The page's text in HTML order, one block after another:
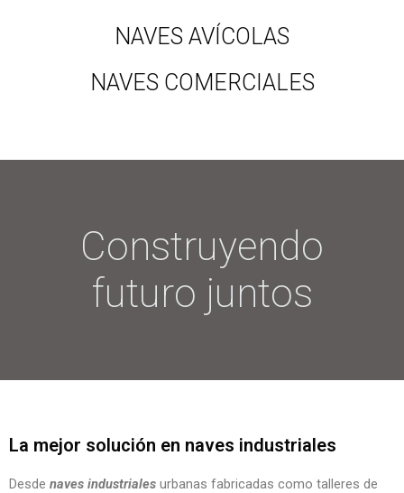
NAVES AVÍCOLAS
NAVES COMERCIALES
Construyendo
futuro juntos
La mejor solución en naves industriales
Desde naves industriales urbanas fabricadas como talleres de